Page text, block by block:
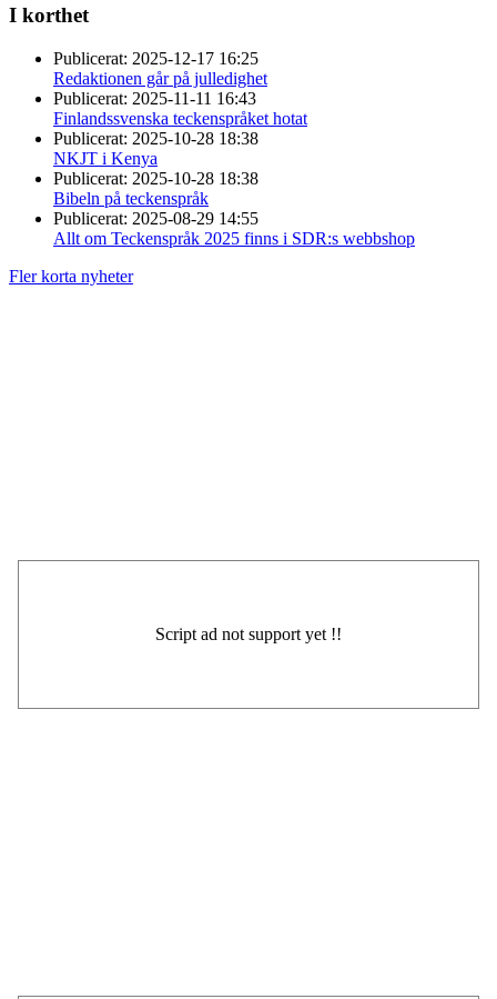
I korthet
Publicerat: 2025-12-17 16:25
Redaktionen går på julledighet
Publicerat: 2025-11-11 16:43
Finlandssvenska teckenspråket hotat
Publicerat: 2025-10-28 18:38
NKJT i Kenya
Publicerat: 2025-10-28 18:38
Bibeln på teckenspråk
Publicerat: 2025-08-29 14:55
Allt om Teckenspråk 2025 finns i SDR:s webbshop
Fler korta nyheter